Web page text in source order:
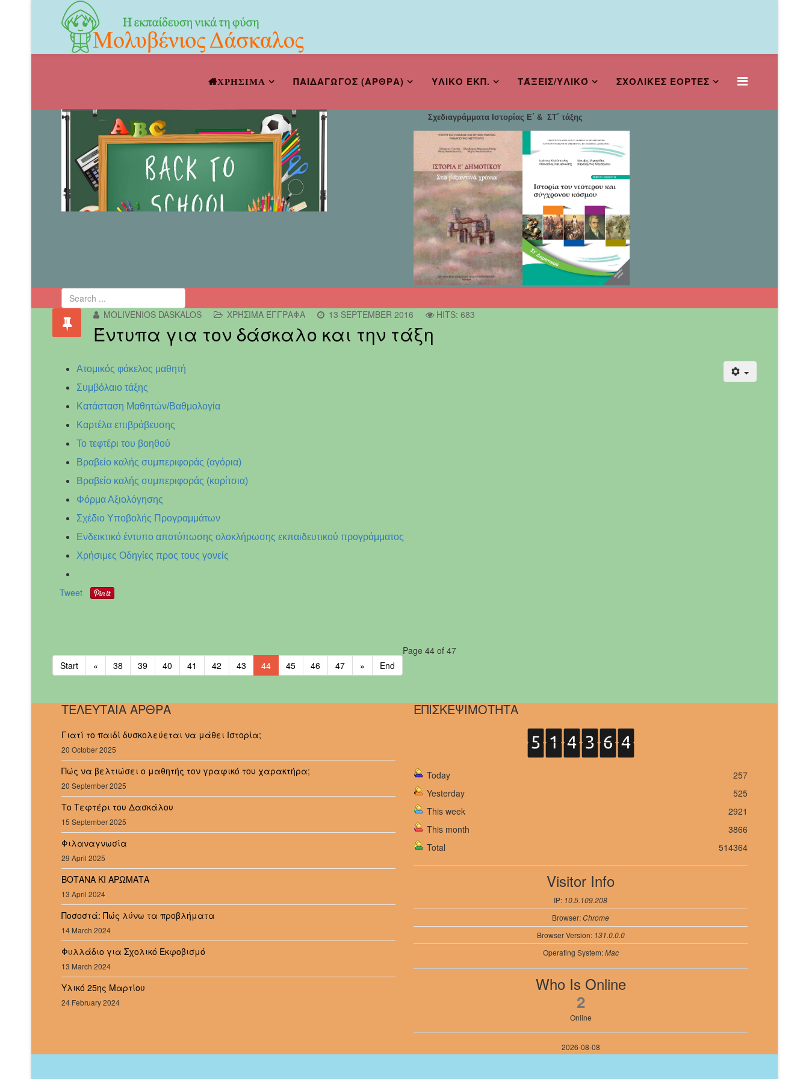
ΧΡΗΣΙΜΑ ΠΑΙΔΑΓΩΓΟΣ (ΑΡΘΡΑ) ΥΛΙΚΟ ΕΚΠ. ΤΆΞΕΙΣ/ΥΛΙΚΌ ΣΧΟΛΙΚΕΣ ΕΟΡΤΕΣ
Σχεδιαγράμματα Ιστορίας Ε΄ & ΣΤ΄ τάξης
MOLIVENIOS DASKALOS ΧΡΉΣΙΜΑ ΈΓΓΡΑΦΑ 13 SEPTEMBER 2016 HITS: 683
Έντυπα για τον δάσκαλο και την τάξη
Ατομικός φάκελος μαθητή
Συμβόλαιο τάξης
Κατάσταση Μαθητών/Βαθμολογία
Καρτέλα επιβράβευσης
Το τεφτέρι του βοηθού
Βραβείο καλής συμπεριφοράς (αγόρια)
Βραβείο καλής συμπεριφοράς (κορίτσια)
Φόρμα Αξιολόγησης
Σχέδιο Υποβολής Προγραμμάτων
Ενδεικτικό έντυπο αποτύπωσης ολοκλήρωσης εκπαιδευτικού προγράμματος
Χρήσιμες Οδηγίες προς τους γονείς
Tweet
Page 44 of 47
Start
« 38 39 40 41 42 43 44 45 46 47 » End
ΤΕΛΕΥΤΑΙΑ ΑΡΘΡΑ
Γιατί το παιδί δυσκολεύεται να μάθει Ιστορία;
20 October 2025
Πώς να βελτιώσει ο μαθητής τον γραφικό του χαρακτήρα;
20 September 2025
Το Τεφτέρι του Δασκάλου
15 September 2025
Φιλαναγνωσία
29 April 2025
ΒΟΤΑΝΑ ΚΙ ΑΡΩΜΑΤΑ
13 April 2024
Ποσοστά: Πώς λύνω τα προβλήματα
14 March 2024
Φυλλάδιο για Σχολικό Εκφοβισμό
13 March 2024
Υλικό 25ης Μαρτίου
24 February 2024
ΕΠΙΣΚΕΨΙΜΟΤΗΤΑ
Today
257
Yesterday
525
This week
2921
This month
3866
Total
514364
Visitor Info
IP: 10.5.109.208
Browser:Chrome
Browser Version: 131.0.0.0
Operating System:Mac
Who Is Online
2
Online
2026-08-08